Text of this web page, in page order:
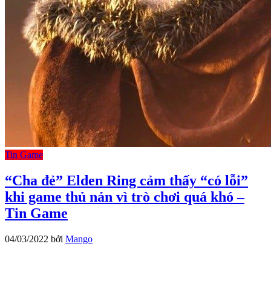
Tin Game
“Cha đẻ” Elden Ring cảm thấy “có lỗi”
khi game thủ nản vì trò chơi quá khó –
Tin Game
04/03/2022 bởi Mango